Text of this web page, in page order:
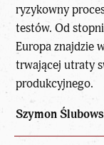
ryzykowny
testów. Od
Europa znajdzie
trwającej utraty
produkcyjnego.
Szymon